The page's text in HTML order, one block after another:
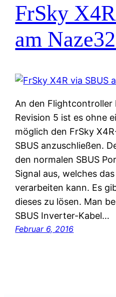
FrSky
am
An den Flightcontroller
Revision 5 ist es ohne
möglich den FrSky
SBUS anzuschließen.
den normalen SBUS
Signal aus, welches
verarbeiten kann. Es
dieses zu lösen. Man
SBUS Inverter-Kabel…
Februar 6, 2016